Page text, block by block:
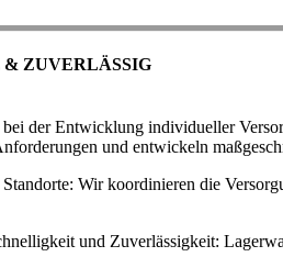
ZUVERLÄSSIG
der Entwicklung individueller
und entwickeln
Wir koordinieren die
und Zuverlässigkeit: